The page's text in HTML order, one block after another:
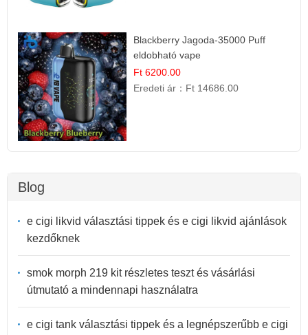
Blackberry Jagoda-35000 Puff
eldobható vape
Ft 6200.00
Eredeti ár： Ft 14686.00
Blog
e cigi likvid választási tippek és e cigi likvid ajánlások
kezdőknek
smok morph 219 kit részletes teszt és vásárlási
útmutató a mindennapi használatra
e cigi tank választási tippek és a legnépszerűbb e cigi